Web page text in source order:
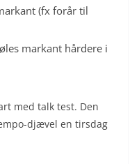
(fx forår til
markant hårdere i
med talk test. Den
djævel en tirsdag